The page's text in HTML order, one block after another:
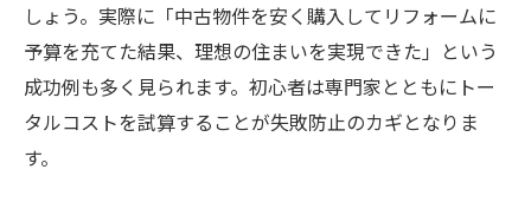
しょう。実際に「中古物件を安く購入してリフォームに
予算を充てた結果、理想の住まいを実現できた」という
成功例も多く見られます。初心者は専門家とともにトー
タルコストを試算することが失敗防止のカギとなりま
す。